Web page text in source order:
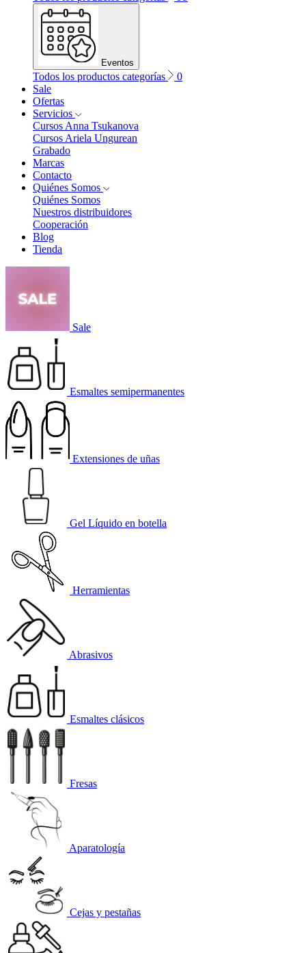
Eventos
Todos los productos categorías
0
Sale
Ofertas
Servicios
Cursos Anna Tsukanova
Cursos Ariela Ungurean
Grabado
Marcas
Contacto
Quiénes Somos
Quiénes Somos
Nuestros distribuidores
Cooperación
Blog
Tienda
Sale
Esmaltes semipermanentes
Extensiones de uñas
Gel Líquido en botella
Herramientas
Abrasivos
Esmaltes clásicos
Fresas
Aparatología
Cejas y pestañas